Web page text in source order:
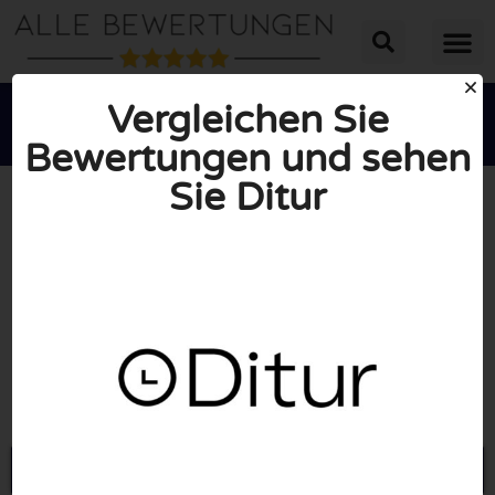
 
INSGESAMT: 10/10
Vergleichen Sie
Bewertungen und sehen
Sie Ditur